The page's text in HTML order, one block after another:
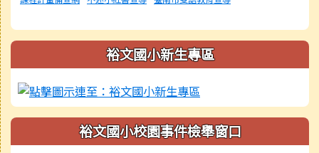
裕文國小新生專區
裕文國小校園事件檢舉窗口